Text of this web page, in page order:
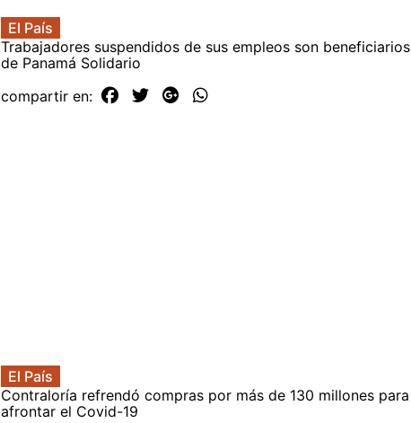
El País
Trabajadores suspendidos de sus empleos son beneficiarios
de Panamá Solidario
compartir en:
El País
Contraloría refrendó compras por más de 130 millones para
afrontar el Covid-19